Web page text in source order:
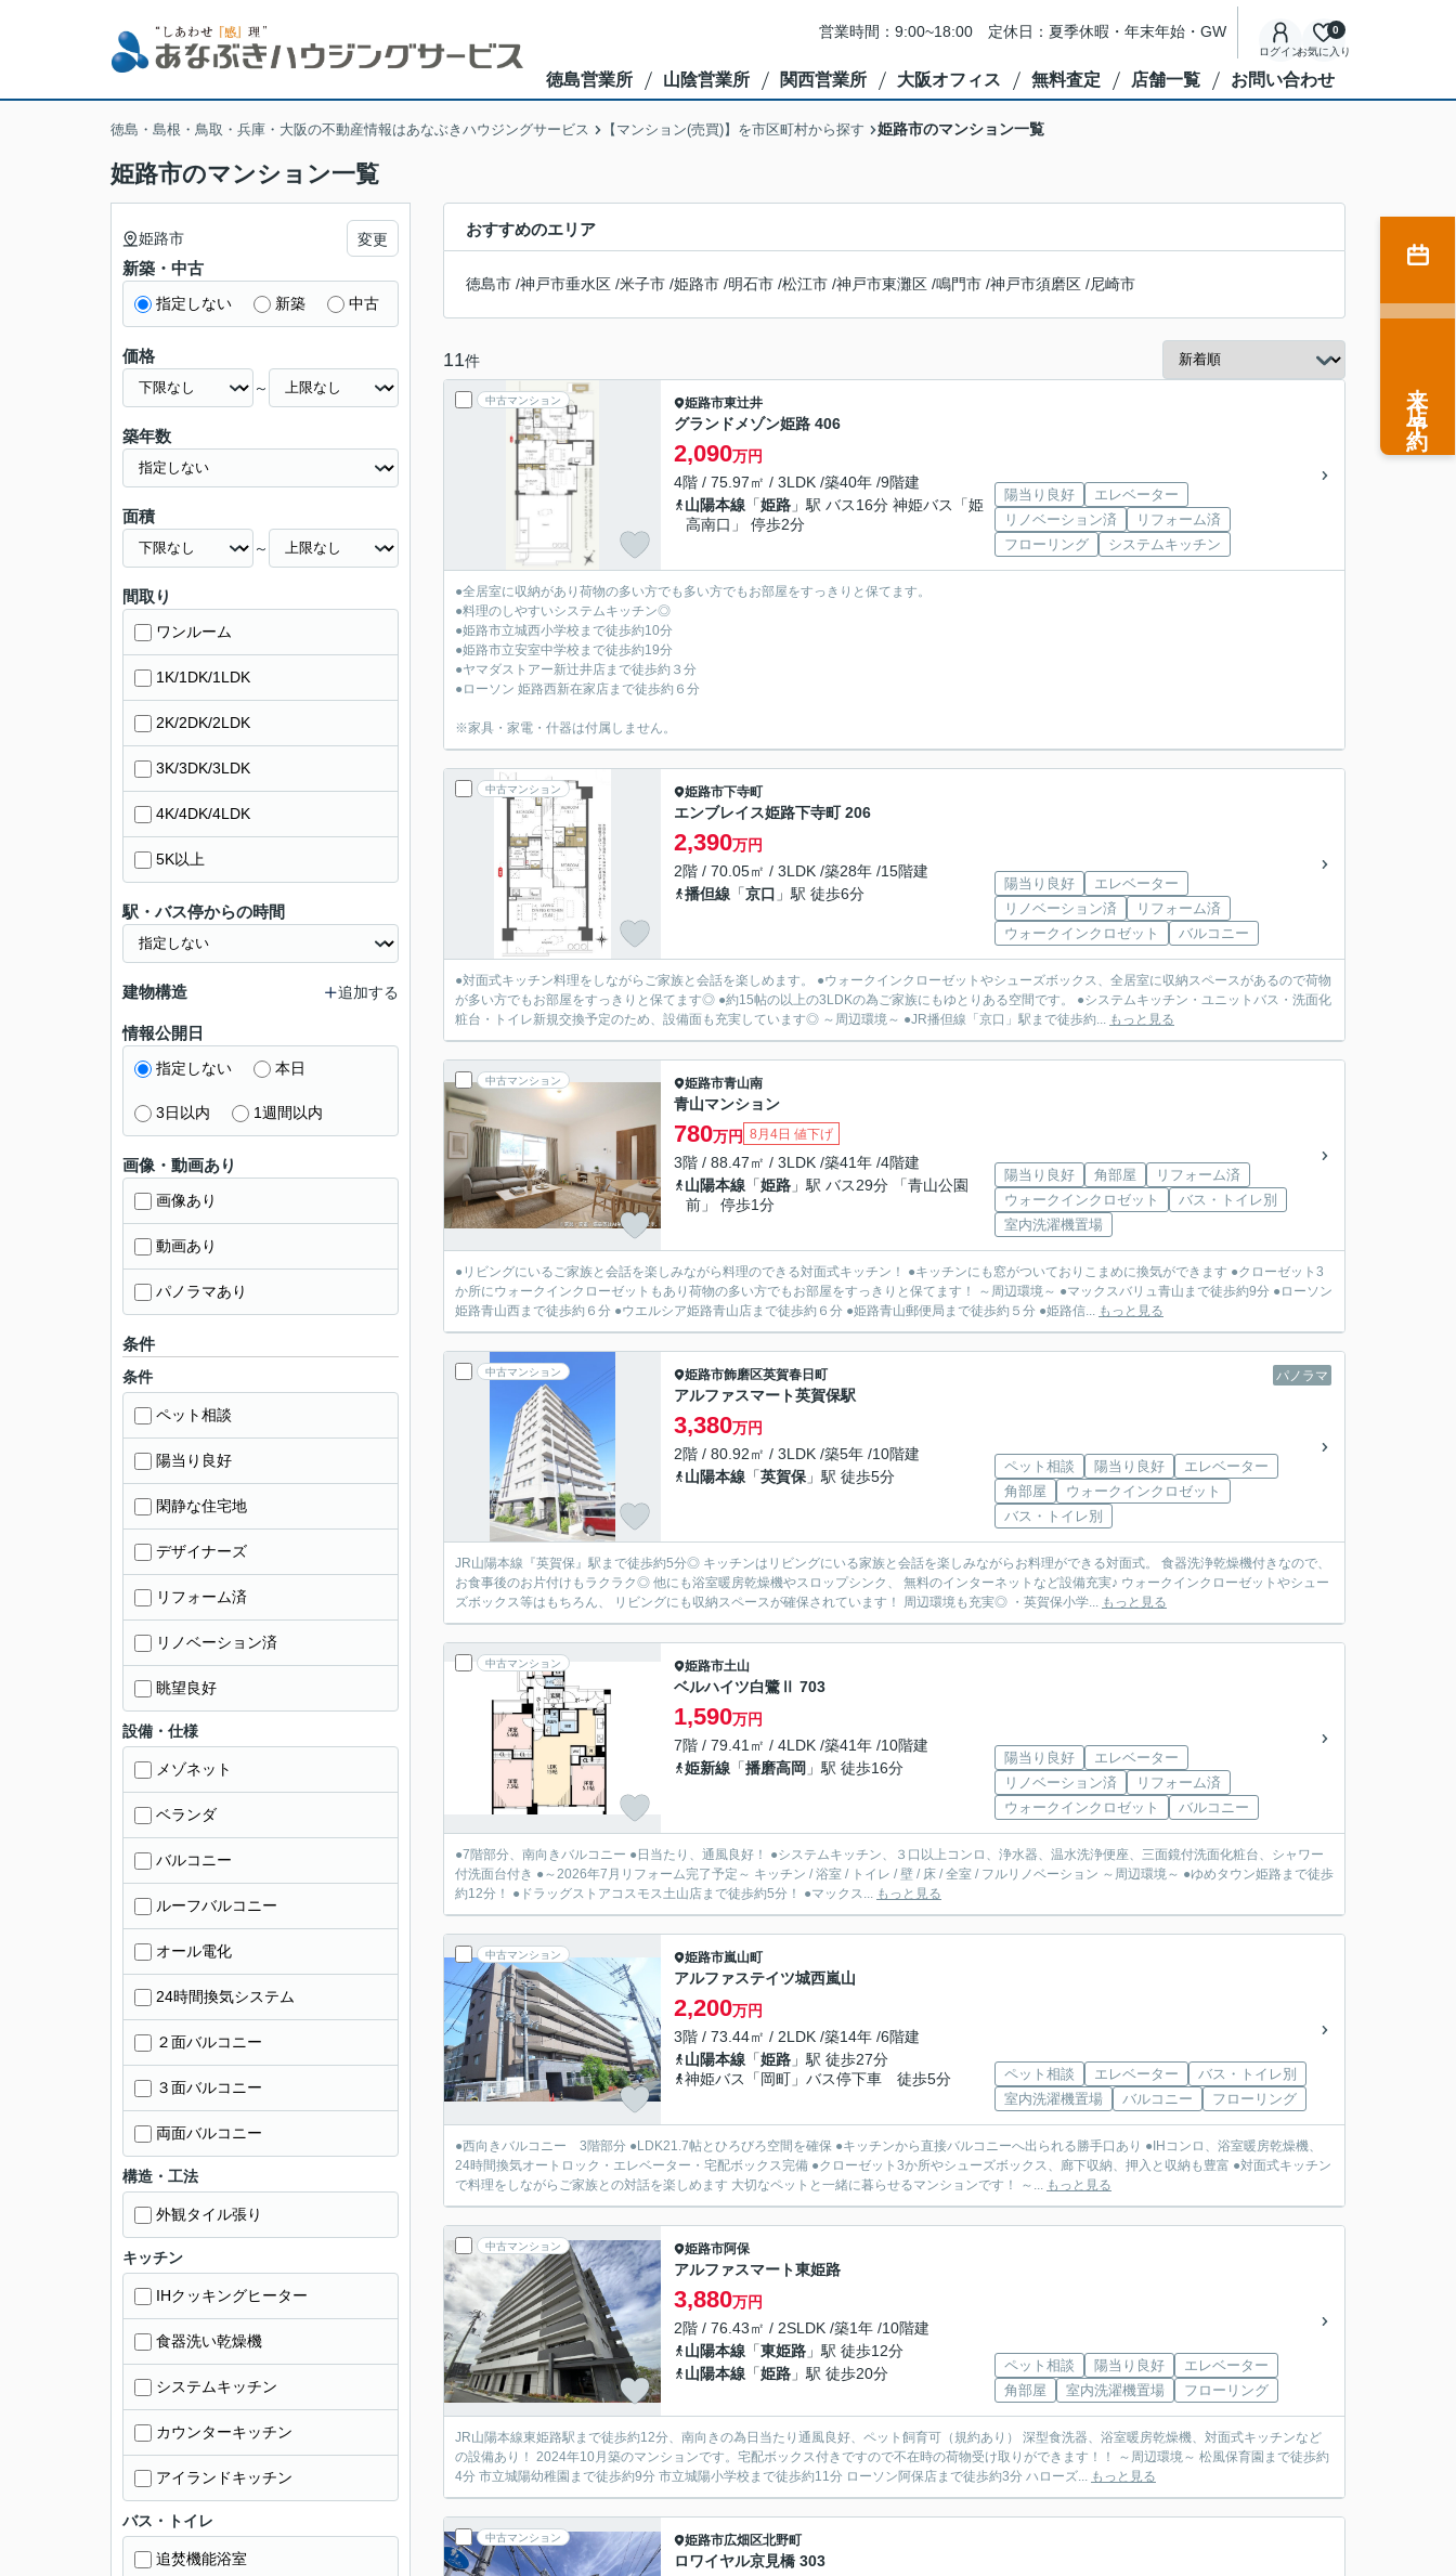
営業時間：9:00~18:00 定休日：夏季休暇・年末年始・GW
ログインお気に入り
0
徳島営業所 山陰営業所 関西営業所 大阪オフィス 無料査定 店舗一覧 お問い合わせ
徳島・島根・鳥取・兵庫・大阪の不動産情報はあなぶきハウジングサービス 【マンション(売買)】を市区町村から探す 姫路市のマンション一覧
姫路市のマンション一覧
おすすめのエリア
徳島市 /神戸市垂水区 /米子市 /姫路市 /明石市 /松江市 /神戸市東灘区 /鳴門市 /神戸市須磨区 /尼崎市
11件
中古マンション 姫路市東辻井
グランドメゾン姫路 406
2,090万円
4階 / 75.97㎡ / 3LDK /築40年 /9階建
山陽本線 「姫路 」駅 バス16分 神姫バス「姫
高南口」 停歩2分
陽当り良好
エレベーター
リノベーション済
リフォーム済
フローリング
システムキッチン
●全居室に収納があり荷物の多い方でも多い方でもお部屋をすっきりと保てます。
●料理のしやすいシステムキッチン◎
●姫路市立城西小学校まで徒歩約10分
●姫路市立安室中学校まで徒歩約19分
●ヤマダストアー新辻井店まで徒歩約３分
●ローソン 姫路西新在家店まで徒歩約６分
※家具・家電・什器は付属しません。
中古マンション 姫路市下寺町
エンブレイス姫路下寺町 206
2,390万円
2階 / 70.05㎡ / 3LDK /築28年 /15階建
播但線 「京口 」駅 徒歩6分
陽当り良好
エレベーター
リノベーション済
リフォーム済
ウォークインクロゼット
バルコニー
●対面式キッチン料理をしながらご家族と会話を楽しめます。 ●ウォークインクローゼットやシューズボックス、全居室に収納スペースがあるので荷物
が多い方でもお部屋をすっきりと保てます◎ ●約15帖の以上の3LDKの為ご家族にもゆとりある空間です。 ●システムキッチン・ユニットバス・洗面化
粧台・トイレ新規交換予定のため、設備面も充実しています◎ ～周辺環境～ ●JR播但線「京口」駅まで徒歩約... もっと見る
中古マンション 姫路市青山南
青山マンション
780万円 8月4日 値下げ
3階 / 88.47㎡ / 3LDK /築41年 /4階建
山陽本線 「姫路 」駅 バス29分 「青山公園
前」 停歩1分
陽当り良好 角部屋
リフォーム済
ウォークインクロゼット
バス・トイレ別
室内洗濯機置場
●リビングにいるご家族と会話を楽しみながら料理のできる対面式キッチン！ ●キッチンにも窓がついておりこまめに換気ができます ●クローゼット3
か所にウォークインクローゼットもあり荷物の多い方でもお部屋をすっきりと保てます！ ～周辺環境～ ●マックスバリュ青山まで徒歩約9分 ●ローソン
姫路青山西まで徒歩約６分 ●ウエルシア姫路青山店まで徒歩約６分 ●姫路青山郵便局まで徒歩約５分 ●姫路信... もっと見る
中古マンション パノラマ
姫路市飾磨区英賀春日町
アルファスマート英賀保駅
3,380万円
2階 / 80.92㎡ / 3LDK /築5年 /10階建
山陽本線 「英賀保 」駅 徒歩5分
ペット相談 陽当り良好
エレベーター
角部屋
ウォークインクロゼット
バス・トイレ別
JR山陽本線『英賀保』駅まで徒歩約5分◎ キッチンはリビングにいる家族と会話を楽しみながらお料理ができる対面式。 食器洗浄乾燥機付きなので、
お食事後のお片付けもラクラク◎ 他にも浴室暖房乾燥機やスロップシンク、 無料のインターネットなど設備充実♪ ウォークインクローゼットやシュー
ズボックス等はもちろん、 リビングにも収納スペースが確保されています！ 周辺環境も充実◎ ・英賀保小学... もっと見る
中古マンション 姫路市土山
ベルハイツ白鷺Ⅱ 703
1,590万円
7階 / 79.41㎡ / 4LDK /築41年 /10階建
姫新線 「播磨高岡 」駅 徒歩16分
陽当り良好
エレベーター
リノベーション済
リフォーム済
ウォークインクロゼット
バルコニー
●7階部分、南向きバルコニー ●日当たり、通風良好！ ●システムキッチン、３口以上コンロ、浄水器、温水洗浄便座、三面鏡付洗面化粧台、シャワー
付洗面台付き ●～2026年7月リフォーム完了予定～ キッチン / 浴室 / トイレ / 壁 / 床 / 全室 / フルリノベーション ～周辺環境～ ●ゆめタウン姫路まで徒歩
約12分！ ●ドラッグストアコスモス土山店まで徒歩約5分！ ●マックス... もっと見る
中古マンション 姫路市嵐山町
アルファステイツ城西嵐山
2,200万円
3階 / 73.44㎡ / 2LDK /築14年 /6階建
山陽本線 「姫路 」駅 徒歩27分
神姫バス「岡町」バス停下車 徒歩5分
ペット相談 エレベーター
バス・トイレ別
室内洗濯機置場
バルコニー フローリング
●西向きバルコニー 3階部分 ●LDK21.7帖とひろびろ空間を確保 ●キッチンから直接バルコニーへ出られる勝手口あり ●IHコンロ、浴室暖房乾燥機、
24時間換気オートロック・エレベーター・宅配ボックス完備 ●クローゼット3か所やシューズボックス、廊下収納、押入と収納も豊富 ●対面式キッチン
で料理をしながらご家族との対話を楽しめます 大切なペットと一緒に暮らせるマンションです！ ～... もっと見る
中古マンション 姫路市阿保
アルファスマート東姫路
3,880万円
2階 / 76.43㎡ / 2SLDK /築1年 /10階建
山陽本線 「東姫路 」駅 徒歩12分
山陽本線 「姫路 」駅 徒歩20分 ペット相談 陽当り良好
エレベーター
角部屋
室内洗濯機置場 フローリング
JR山陽本線東姫路駅まで徒歩約12分、南向きの為日当たり通風良好、ペット飼育可（規約あり） 深型食洗器、浴室暖房乾燥機、対面式キッチンなど
の設備あり！ 2024年10月築のマンションです。宅配ボックス付きですので不在時の荷物受け取りができます！！ ～周辺環境～ 松風保育園まで徒歩約
4分 市立城陽幼稚園まで徒歩約9分 市立城陽小学校まで徒歩約11分 ローソン阿保店まで徒歩約3分 ハローズ... もっと見る
中古マンション 姫路市広畑区北野町
ロワイヤル京見橋 303
姫路市 変更
新築・中古
指定しない 新築 中古
価格
～
築年数
面積
～
間取り
ワンルーム
1K/1DK/1LDK
2K/2DK/2LDK
3K/3DK/3LDK
4K/4DK/4LDK
5K以上
駅・バス停からの時間
建物構造 追加する
情報公開日
指定しない 本日
3日以内 1週間以内
画像・動画あり
画像あり
動画あり
パノラマあり
条件
条件
ペット相談
陽当り良好
閑静な住宅地
デザイナーズ
リフォーム済
リノベーション済
眺望良好
設備・仕様
メゾネット
ベランダ
バルコニー
ルーフバルコニー
オール電化
24時間換気システム
２面バルコニー
３面バルコニー
両面バルコニー
構造・工法
外観タイル張り
キッチン
IHクッキングヒーター
食器洗い乾燥機
システムキッチン
カウンターキッチン
アイランドキッチン
バス・トイレ
追焚機能浴室
来店予約